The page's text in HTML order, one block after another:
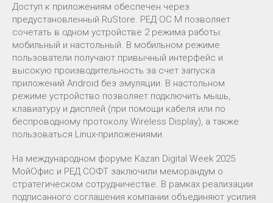
Доступ к приложениям обеспечен через
предустановленный RuStore. РЕД ОС М позволяет
сочетать в одном устройстве 2 режима работы:
мобильный и настольный. В мобильном режиме
пользователи получают привычный интерфейс и
высокую производительность за счет запуска
приложений Android без эмуляции. В настольном
режиме устройство позволяет подключить мышь,
клавиатуру и дисплей (при помощи кабеля или по
беспроводному протоколу Wireless Display), а также
пользоваться Linux-приложениями.
На международном форуме Kazan Digital Week 2025
МойОфис и РЕД СОФТ заключили меморандум о
стратегическом сотрудничестве. В рамках реализации
подписанного соглашения компании объединяют усилия